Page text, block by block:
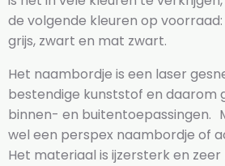
de volgende kleuren op
grijs, zwart en mat zwart.
Het naambordje is een laser
bestendige kunststof en daarom
binnen- en buitentoepassingen.
wel een perspex naambordje of
Het materiaal is ijzersterk en zeer